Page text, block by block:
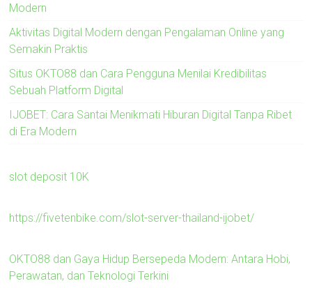
Modern
Aktivitas Digital Modern dengan Pengalaman Online yang
Semakin Praktis
Situs OKTO88 dan Cara Pengguna Menilai Kredibilitas
Sebuah Platform Digital
IJOBET: Cara Santai Menikmati Hiburan Digital Tanpa Ribet
di Era Modern
slot deposit 10K
https://fivetenbike.com/slot-server-thailand-ijobet/
OKTO88 dan Gaya Hidup Bersepeda Modern: Antara Hobi,
Perawatan, dan Teknologi Terkini